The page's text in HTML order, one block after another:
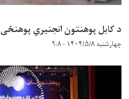
د کابل پوهنتون انجنیري پوهنځی
چهارشنبه ۱۴۰۴/۵/۸ - ۹:۸